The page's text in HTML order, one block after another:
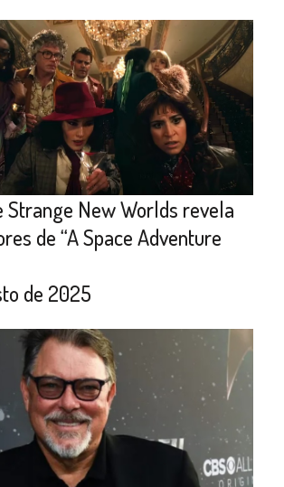
Strange New Worlds revela
de “A Space Adventure
de 2025